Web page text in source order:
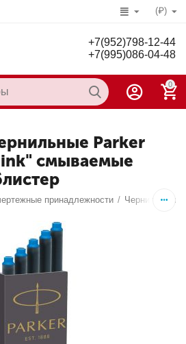
(₽)
+7(952)798-12-44
+7(995)086-04-48
0
Parker
смываемые
принадлежности / Чернила,